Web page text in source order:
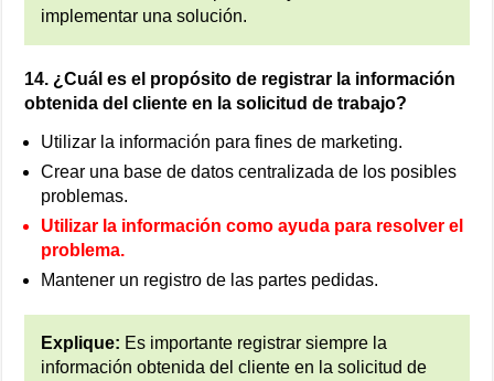
implementar una solución.
14. ¿Cuál es el propósito de registrar la información
obtenida del cliente en la solicitud de trabajo?
Utilizar la información para fines de marketing.
Crear una base de datos centralizada de los posibles
problemas.
Utilizar la información como ayuda para resolver el
problema.
Mantener un registro de las partes pedidas.
Explique: Es importante registrar siempre la
información obtenida del cliente en la solicitud de